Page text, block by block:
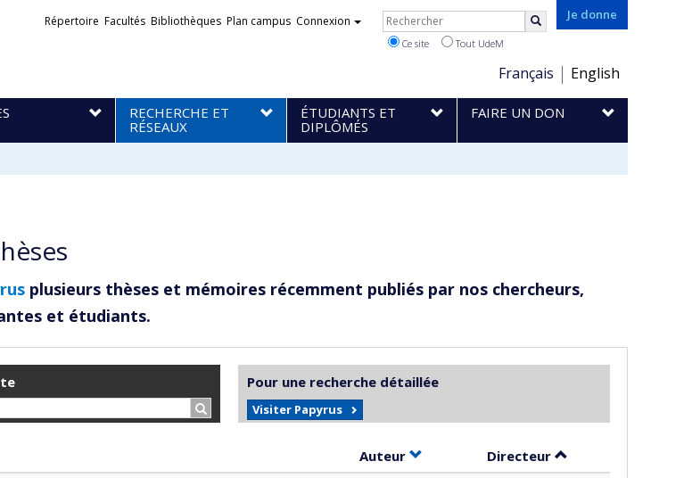
Je donne
Choix
de
la
langue
Français English
Liens
Répertoire Facultés Bibliothèques Plan campus Connexion Rechercher
Ce site Tout UdeM
RECHERCHE ET
RÉSEAUX
ÉTUDIANTS ET
DIPLÔMÉS
FAIRE UN DON
plusieurs thèses et mémoires récemment publiés par nos chercheurs,
et étudiants.
Rechercher…
Pour une recherche détaillée
Visiter Papyrus
croissant
titre en ordre croissant Auteur Trier par auteur en ordre croissant
Directeur par contributeur